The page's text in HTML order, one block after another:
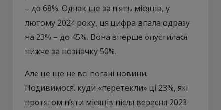
– до 68%. Однак ще за п’ять місяців, у
лютому 2024 року, ця цифра впала одразу
на 23% – до 45%. Вона вперше опустилася
нижче за позначку 50%.
Але це ще не всі погані новини.
Подивимося, куди «перетекли» ці 23%, які
протягом п’яти місяців після вересня 2023